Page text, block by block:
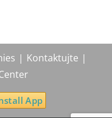
Kontaktujte
App